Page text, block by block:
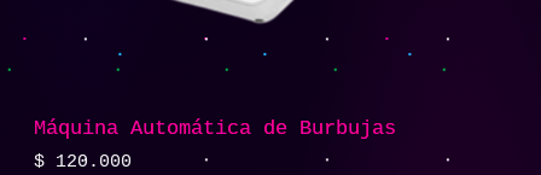
Máquina Automática de Burbujas
$ 120.000